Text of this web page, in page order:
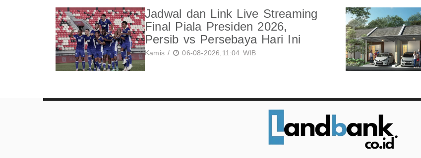
Jadwal dan Link Live Streaming
Final Piala Presiden 2026,
Persib vs Persebaya Hari Ini
Kamis / 06-08-2026,11:04 WIB